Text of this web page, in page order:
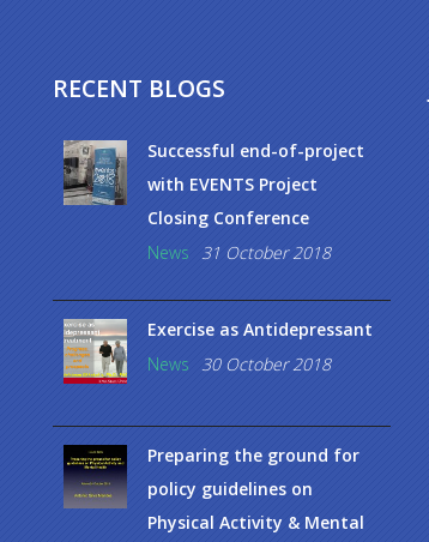
RECENT BLOGS
Successful end-of-project
with EVENTS Project
Closing Conference
News 31 October 2018
Exercise as Antidepressant
News 30 October 2018
Preparing the ground for
policy guidelines on
Physical Activity & Mental